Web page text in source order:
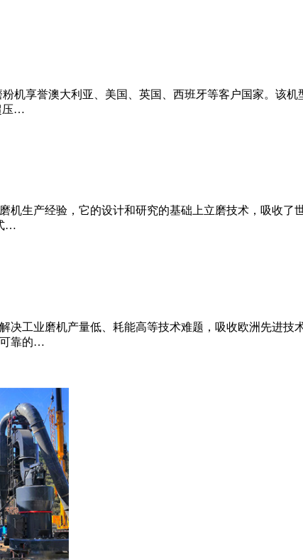
机享誉澳大利亚、美国、英国、西班牙等客户国家。该
压…
机生产经验，它的设计和研究的基础上立磨技术，吸收
…
决工业磨机产量低、耗能高等技术难题，吸收欧洲先进
可靠的…